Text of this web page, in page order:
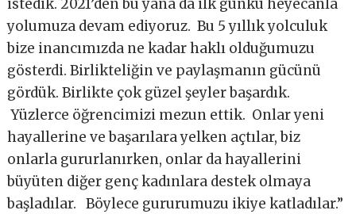
istedik. 2021’den bu yana da ilk günkü heyecanla
yolumuza devam ediyoruz. Bu 5 yıllık yolculuk
bize inancımızda ne kadar haklı olduğumuzu
gösterdi. Birlikteliğin ve paylaşmanın gücünü
gördük. Birlikte çok güzel şeyler başardık.
Yüzlerce öğrencimizi mezun ettik. Onlar yeni
hayallerine ve başarılara yelken açtılar, biz
onlarla gururlanırken, onlar da hayallerini
büyüten diğer genç kadınlara destek olmaya
başladılar. Böylece gururumuzu ikiye katladılar.”